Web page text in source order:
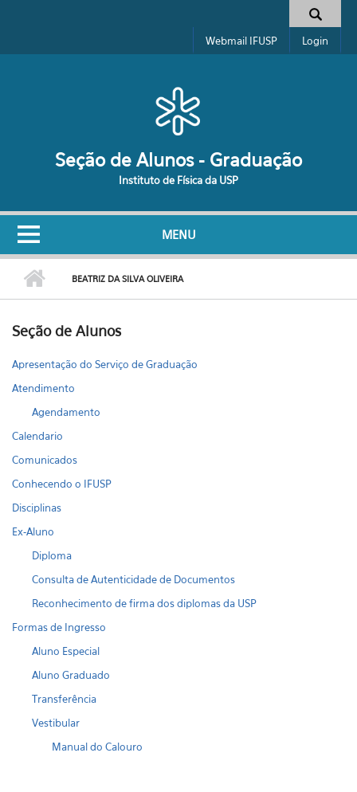
Formulário de busca
Webmail IFUSP Login
Seção de Alunos - Graduação
Instituto de Física da USP
MENU
BEATRIZ DA SILVA OLIVEIRA
Seção de Alunos
Apresentação do Serviço de Graduação
Atendimento
Agendamento
Calendario
Comunicados
Conhecendo o IFUSP
Disciplinas
Ex-Aluno
Diploma
Consulta de Autenticidade de Documentos
Reconhecimento de firma dos diplomas da USP
Formas de Ingresso
Aluno Especial
Aluno Graduado
Transferência
Vestibular
Manual do Calouro